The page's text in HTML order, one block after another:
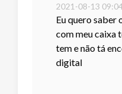
2021-08-13
Eu quero saber
com meu caixa
tem e não tá
digital